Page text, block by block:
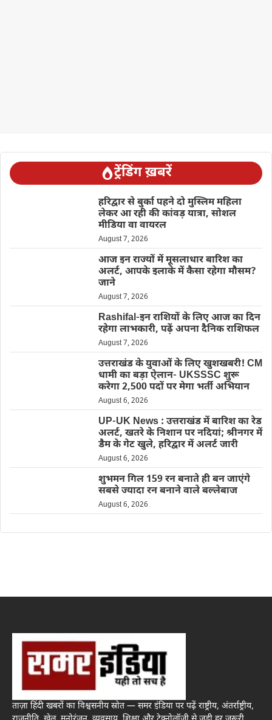
ट्रेंडिंग ख़बरें
हरिद्वार से बुर्का पहने दो मुस्लिम महिला
लेकर आ रही की कांवड़ यात्रा, सोशल
मीडिया वा वायरल
August 7, 2026
आज इन राज्यों में मूसलाधार बारिश का
अलर्ट, आपके इलाके में कैसा रहेगा मौसम?
जाने
August 7, 2026
Rashifal-इन राशियों के लिए आज का दिन
रहेगा लाभकारी, पढ़ें अपना दैनिक राशिफल
August 7, 2026
उत्तराखंड के युवाओं के लिए खुशखबरी! CM
धामी का बड़ा ऐलान- UKSSSC शुरू
करेगा 2,500 पदों पर मेगा भर्ती अभियान
August 6, 2026
UP-UK News : उत्तराखंड में बारिश का रेड
अलर्ट, खतरे के निशान पर नदियां; श्रीनगर में
डैम के गेट खुले, हरिद्वार में अलर्ट जारी
August 6, 2026
शुभमन गिल 159 रन बनाते ही बन जाएंगे
सबसे ज्यादा रन बनाने वाले बल्लेबाज
August 6, 2026
ताज़ा हिंदी खबरों का विश्वसनीय स्रोत — समर इंडिया पर पढ़ें राष्ट्रीय, अंतर्राष्ट्रीय,